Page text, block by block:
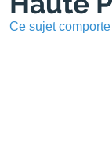
Ce sujet